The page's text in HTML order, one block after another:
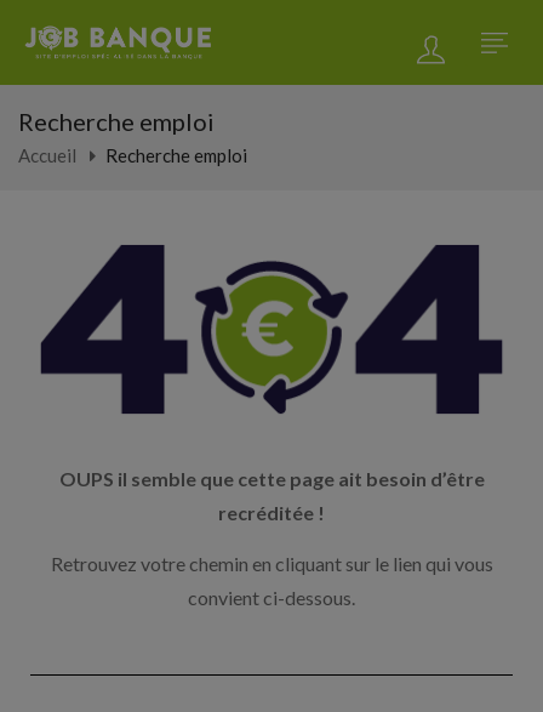
Recherche emploi
Accueil Recherche emploi
OUPS il semble que cette page ait besoin d’être
recréditée !
Retrouvez votre chemin en cliquant sur le lien qui vous
convient ci-dessous.